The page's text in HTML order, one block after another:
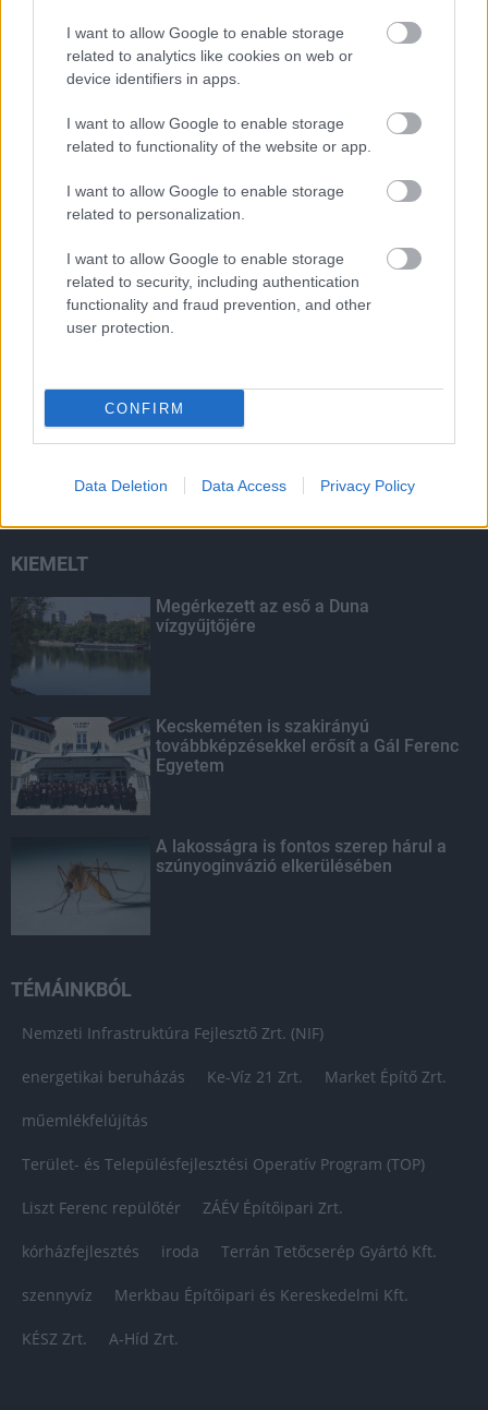
I want to allow Google to enable storage
related to analytics like cookies on web or
device identifiers in apps.
I want to allow Google to enable storage
related to functionality of the website or app.
I want to allow Google to enable storage
related to personalization.
I want to allow Google to enable storage
related to security, including authentication
functionality and fraud prevention, and other
user protection.
CONFIRM
Data Deletion Data Access Privacy Policy
HIRDETÉS
LEGOLVASOTTABB
Paks II.: Mit jelent az 5. blokk új
mérföldköve a felülvizsgálat
árnyékában?
Fontos a postaládákba költöző
széncinegék védelme
Amire többmillióan vártunk: szombattól
másodfokúra csökken a riasztás
KIEMELT
Megérkezett az eső a Duna
vízgyűjtőjére
Kecskeméten is szakirányú
továbbképzésekkel erősít a Gál Ferenc
Egyetem
A lakosságra is fontos szerep hárul a
szúnyoginvázió elkerülésében
TÉMÁINKBÓL
Nemzeti Infrastruktúra Fejlesztő Zrt. (NIF)
energetikai beruházás Ke-Víz 21 Zrt. Market Építő Zrt.
műemlékfelújítás
Terület- és Településfejlesztési Operatív Program (TOP)
Liszt Ferenc repülőtér ZÁÉV Építőipari Zrt.
kórházfejlesztés iroda Terrán Tetőcserép Gyártó Kft.
szennyvíz Merkbau Építőipari és Kereskedelmi Kft.
KÉSZ Zrt. A-Híd Zrt.